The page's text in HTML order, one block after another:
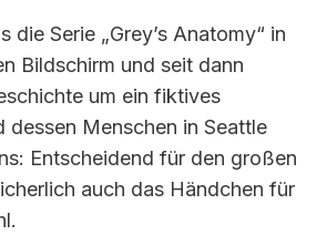
die Serie „Grey’s Anatomy“ in
Bildschirm und seit dann
um ein fiktives
dessen Menschen in Seattle
Entscheidend für den großen
auch das Händchen für